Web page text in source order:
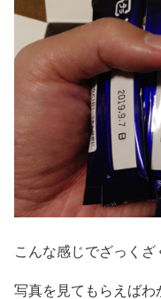
こんな感じでざっくざ
写真を見てもらえば